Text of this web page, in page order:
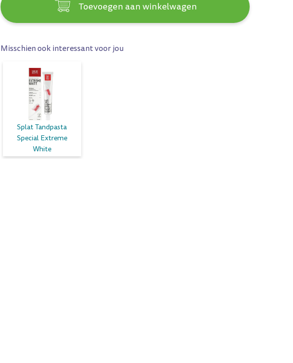
Toevoegen aan winkelwagen
Misschien ook interessant voor jou
Splat Tandpasta
Special Extreme
White